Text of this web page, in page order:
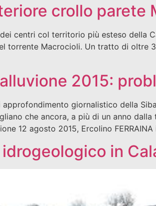
crollo parete
centri col territorio più esteso della
torrente Macrocioli. Un tratto di oltre
2015:
giornalistico della
che ancora, a più di un anno
12 agosto 2015, Ercolino
in